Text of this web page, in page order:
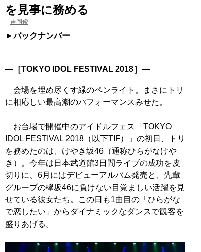
を見事に務める
吉岡俊
バックナンバー
―［TOKYO IDOL FESTIVAL 2018］―
会場を埋め尽くす緑のペンライト。まさにトリ
に相応しい最高潮のパフォーマンスみせた。
お台場で開催中のアイドルフェス「TOKYO
IDOL FESTIVAL 2018（以下TIF）」の初日、トリ
を務めたのは、けやき坂46（通称ひらがなけや
き）。今年は日本武道館3日間ライブの成功を皮
切りに、6月にはデビューアルバム発売と、先輩
グループの欅坂46に負けない目覚ましい活躍を見
せている彼女たち。この日も1曲目の「ひらがな
で恋したい」からダイナミックなダンスで観客を
盛りあげる。